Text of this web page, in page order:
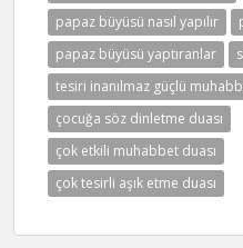
papaz büyüsü nasıl yapılır
papaz büyüsü yaptıranlar
tesiri inanılmaz güçlü
çocuğa söz dinletme duası
çok etkili muhabbet duası
çok tesirli aşık etme duası